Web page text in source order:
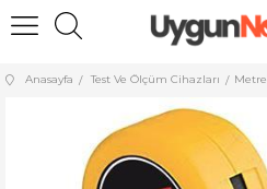
Anasayfa Test Ve Ölçüm Cihazları Metre